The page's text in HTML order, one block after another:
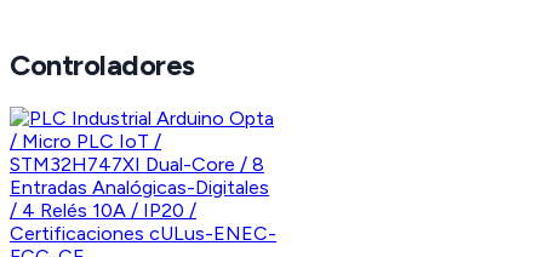
Controladores